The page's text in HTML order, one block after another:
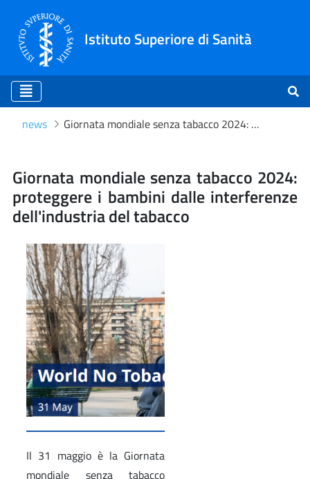
Istituto Superiore di Sanità
news Giornata mondiale senza tabacco 2024: proteggere i bambini dalle interferenze dell'industria del tabacco
Giornata mondiale senza
Giornata mondiale senza tabacco 2024:
proteggere i bambini dalle interferenze
dell'industria del tabacco
Il 31 maggio è la Giornata
mondiale senza tabacco